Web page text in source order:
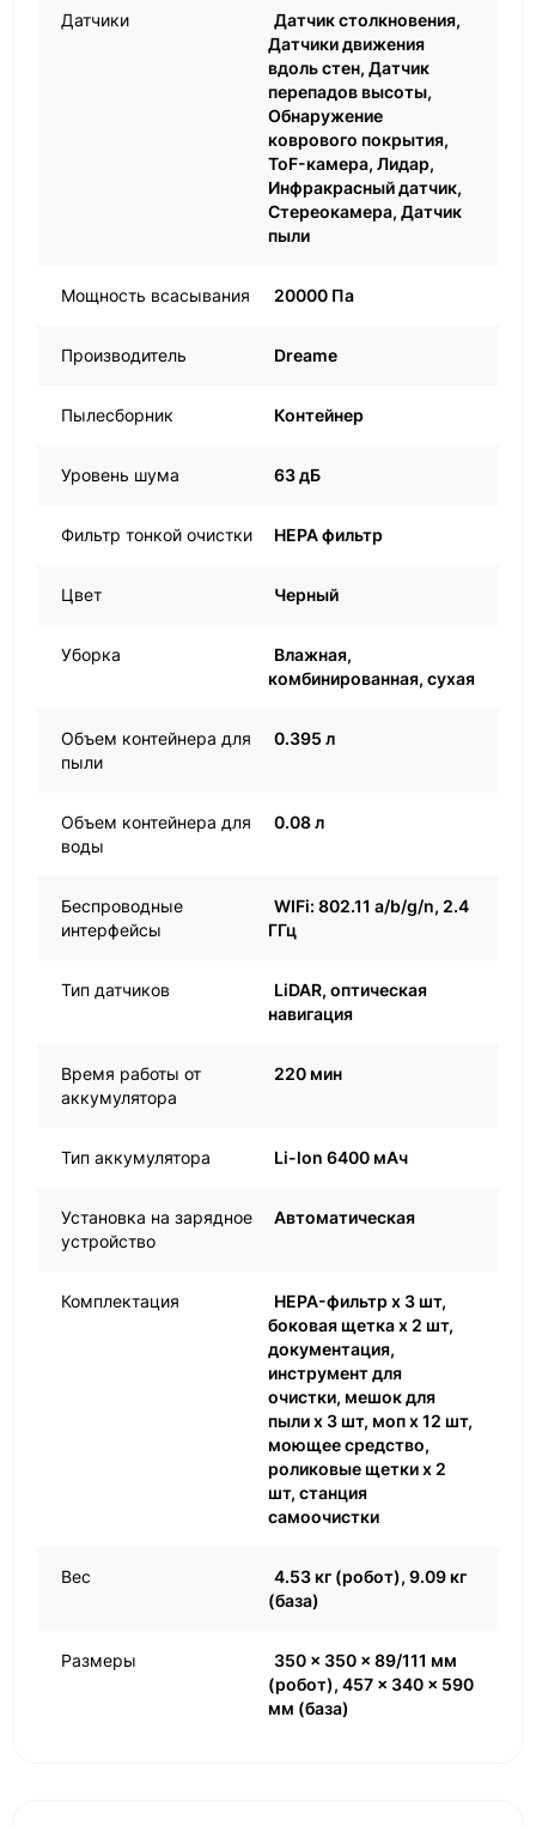
Датчики
Датчик столкновения,
Датчики движения
вдоль стен, Датчик
перепадов высоты,
Обнаружение
коврового покрытия,
ToF-камера, Лидар,
Инфракрасный датчик,
Стереокамера, Датчик
пыли
Мощность всасывания 20000 Па
Производитель Dreame
Пылесборник Контейнер
Уровень шума 63 дБ
Фильтр тонкой очистки НЕРА фильтр
Цвет Черный
Уборка
Влажная,
комбинированная, сухая
Объем контейнера для
пыли
0.395 л
Объем контейнера для
воды
0.08 л
Беспроводные
интерфейсы
WIFi: 802.11 a/b/g/n, 2.4
ГГц
Тип датчиков
LiDAR, оптическая
навигация
Время работы от
аккумулятора
220 мин
Тип аккумулятора Li-lon 6400 мАч
Установка на зарядное
устройство
Автоматическая
Комплектация
HEPA-фильтр х 3 шт,
боковая щетка х 2 шт,
документация,
инструмент для
очистки, мешок для
пыли х 3 шт, моп х 12 шт,
моющее средство,
роликовые щетки х 2
шт, станция
самоочистки
Вес
4.53 кг (робот), 9.09 кг
(база)
Размеры
350 × 350 × 89/111 мм
(робот), 457 × 340 × 590
мм (база)